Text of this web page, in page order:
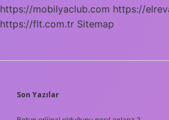
https://mobilyaclub.com https://
https://flt.com.tr Sitemap
SIDEBAR
Son Yazılar